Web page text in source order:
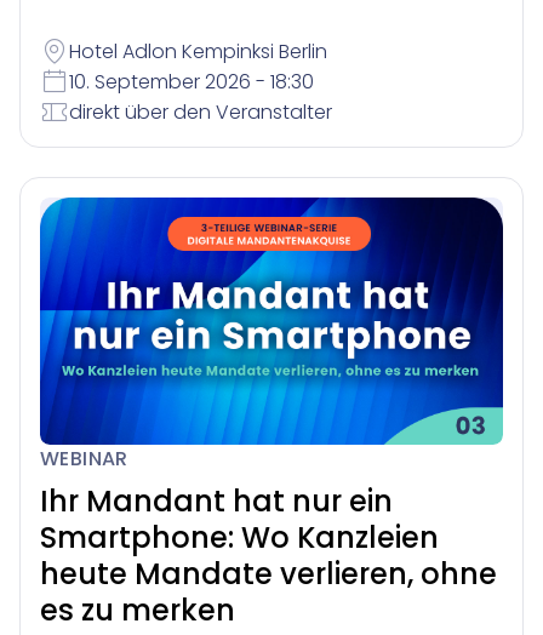
Hotel Adlon Kempinksi Berlin
10. September 2026 - 18:30
direkt über den Veranstalter
WEBINAR
Ihr Mandant hat nur ein
Smartphone: Wo Kanzleien
heute Mandate verlieren, ohne
es zu merken